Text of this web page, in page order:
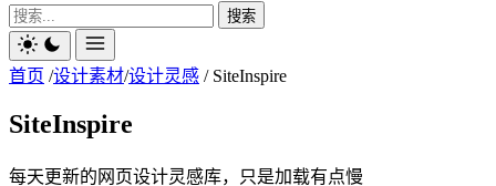
搜索
首页 /设计素材/设计灵感 / SiteInspire
SiteInspire
每天更新的网页设计灵感库，只是加载有点慢